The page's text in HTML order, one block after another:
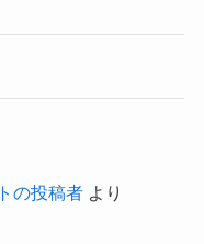
の投稿者より